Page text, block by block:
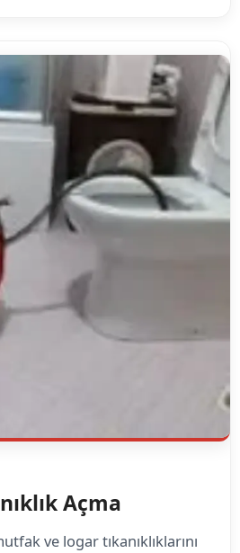
Açma
ve logar tıkanıklıklarını